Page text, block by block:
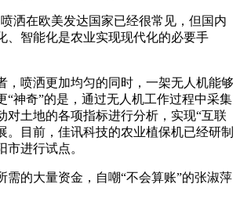
在欧美发达国家已经很常见，但国内
、智能化是农业实现现代化的必要手
喷洒更加均匀的同时，一架无人机能够
“神奇”的是，通过无人机工作过程中采集
对土地的各项指标进行分析，实现“互联
。目前，佳讯科技的农业植保机已经研制
市进行试点。
的大量资金，自嘲“不会算账”的张淑萍